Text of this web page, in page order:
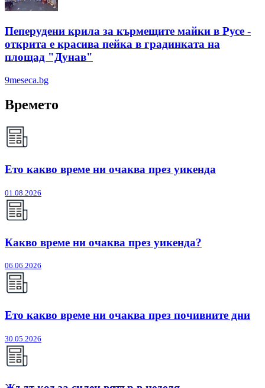
Пеперудени крила за кърмещите майки в Русе -
открита е красива пейка в градинката на
площад "Дунав"
9meseca.bg
Времето
Ето какво време ни очаква през уикенда
01.08.2026
Какво време ни очаква през уикенда?
06.06.2026
Ето какво време ни очаква през почивните дни
30.05.2026